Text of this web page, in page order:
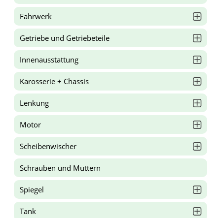
Fahrwerk
Getriebe und Getriebeteile
Innenausstattung
Karosserie + Chassis
Lenkung
Motor
Scheibenwischer
Schrauben und Muttern
Spiegel
Tank